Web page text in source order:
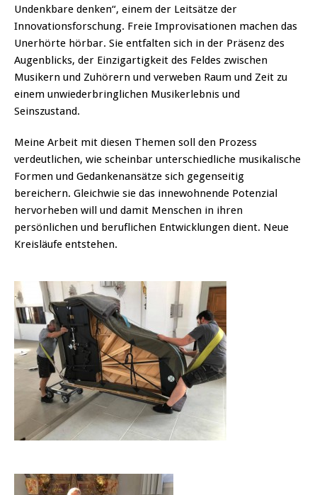
Undenkbare denken“, einem der Leitsätze der
Innovationsforschung. Freie Improvisationen machen das
Unerhörte hörbar. Sie entfalten sich in der Präsenz des
Augenblicks, der Einzigartigkeit des Feldes zwischen
Musikern und Zuhörern und verweben Raum und Zeit zu
einem unwiederbringlichen Musikerlebnis und
Seinszustand.
Meine Arbeit mit diesen Themen soll den Prozess
verdeutlichen, wie scheinbar unterschiedliche musikalische
Formen und Gedankenansätze sich gegenseitig
bereichern. Gleichwie sie das innewohnende Potenzial
hervorheben will und damit Menschen in ihren
persönlichen und beruflichen Entwicklungen dient. Neue
Kreisläufe entstehen.